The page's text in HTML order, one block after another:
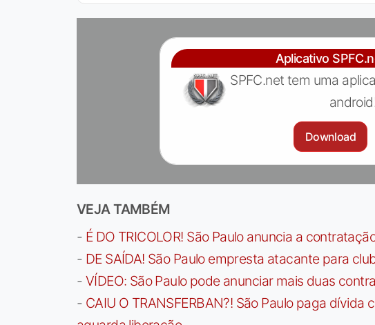
Aplicativo
SPFC.net tem uma
Download
VEJA TAMBÉM
- É DO TRICOLOR! São Paulo anuncia a
- DE SAÍDA! São Paulo empresta atacante para
- VÍDEO: São Paulo pode anunciar mais duas
- CAIU O TRANSFERBAN?! São Paulo paga